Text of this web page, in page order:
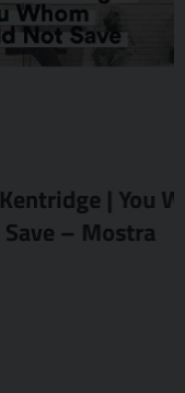
You Whom I